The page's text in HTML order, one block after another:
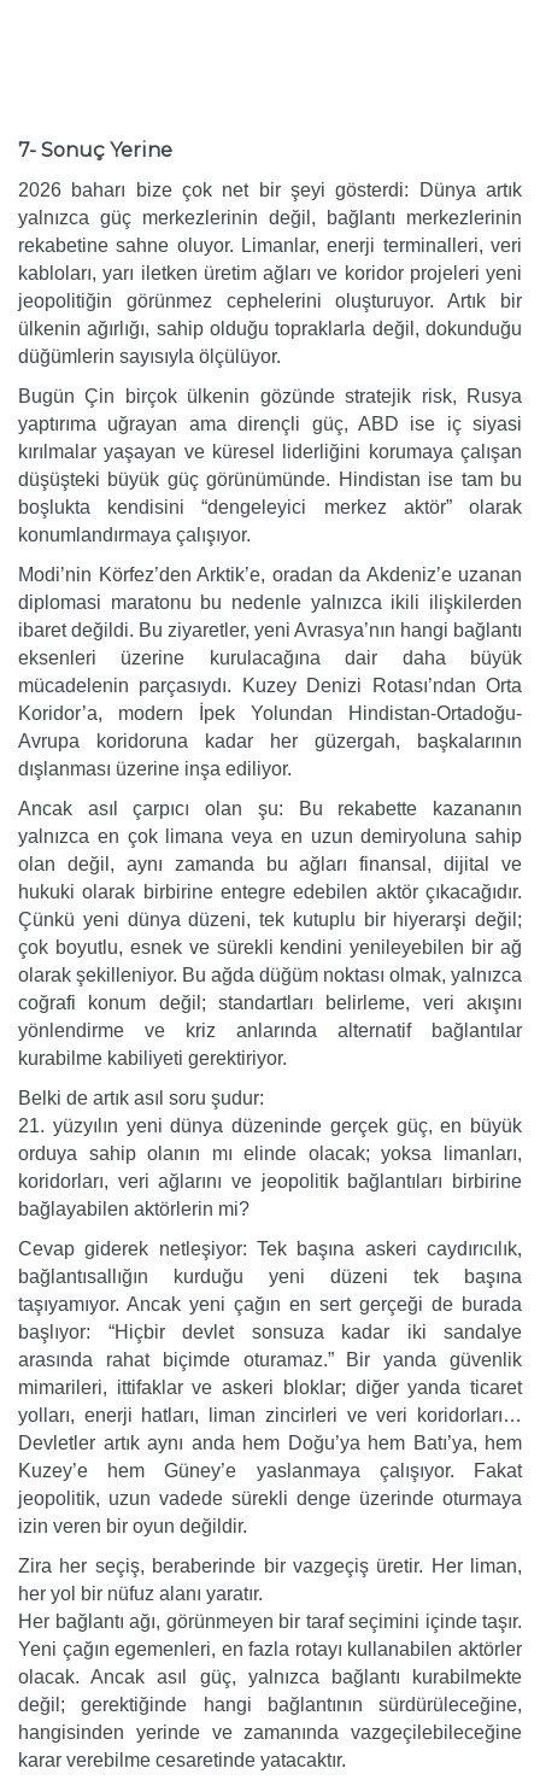
7- Sonuç Yerine
2026 baharı bize çok net bir şeyi gösterdi: Dünya artık
yalnızca güç merkezlerinin değil, bağlantı merkezlerinin
rekabetine sahne oluyor. Limanlar, enerji terminalleri, veri
kabloları, yarı iletken üretim ağları ve koridor projeleri yeni
jeopolitiğin görünmez cephelerini oluşturuyor. Artık bir
ülkenin ağırlığı, sahip olduğu topraklarla değil, dokunduğu
düğümlerin sayısıyla ölçülüyor.
Bugün Çin birçok ülkenin gözünde stratejik risk, Rusya
yaptırıma uğrayan ama dirençli güç, ABD ise iç siyasi
kırılmalar yaşayan ve küresel liderliğini korumaya çalışan
düşüşteki büyük güç görünümünde. Hindistan ise tam bu
boşlukta kendisini “dengeleyici merkez aktör” olarak
konumlandırmaya çalışıyor.
Modi’nin Körfez’den Arktik’e, oradan da Akdeniz’e uzanan
diplomasi maratonu bu nedenle yalnızca ikili ilişkilerden
ibaret değildi. Bu ziyaretler, yeni Avrasya’nın hangi bağlantı
eksenleri üzerine kurulacağına dair daha büyük
mücadelenin parçasıydı. Kuzey Denizi Rotası’ndan Orta
Koridor’a, modern İpek Yolundan Hindistan-Ortadoğu-
Avrupa koridoruna kadar her güzergah, başkalarının
dışlanması üzerine inşa ediliyor.
Ancak asıl çarpıcı olan şu: Bu rekabette kazananın
yalnızca en çok limana veya en uzun demiryoluna sahip
olan değil, aynı zamanda bu ağları finansal, dijital ve
hukuki olarak birbirine entegre edebilen aktör çıkacağıdır.
Çünkü yeni dünya düzeni, tek kutuplu bir hiyerarşi değil;
çok boyutlu, esnek ve sürekli kendini yenileyebilen bir ağ
olarak şekilleniyor. Bu ağda düğüm noktası olmak, yalnızca
coğrafi konum değil; standartları belirleme, veri akışını
yönlendirme ve kriz anlarında alternatif bağlantılar
kurabilme kabiliyeti gerektiriyor.
Belki de artık asıl soru şudur:
21. yüzyılın yeni dünya düzeninde gerçek güç, en büyük
orduya sahip olanın mı elinde olacak; yoksa limanları,
koridorları, veri ağlarını ve jeopolitik bağlantıları birbirine
bağlayabilen aktörlerin mi?
Cevap giderek netleşiyor: Tek başına askeri caydırıcılık,
bağlantısallığın kurduğu yeni düzeni tek başına
taşıyamıyor. Ancak yeni çağın en sert gerçeği de burada
başlıyor: “Hiçbir devlet sonsuza kadar iki sandalye
arasında rahat biçimde oturamaz.” Bir yanda güvenlik
mimarileri, ittifaklar ve askeri bloklar; diğer yanda ticaret
yolları, enerji hatları, liman zincirleri ve veri koridorları…
Devletler artık aynı anda hem Doğu’ya hem Batı’ya, hem
Kuzey’e hem Güney’e yaslanmaya çalışıyor. Fakat
jeopolitik, uzun vadede sürekli denge üzerinde oturmaya
izin veren bir oyun değildir.
Zira her seçiş, beraberinde bir vazgeçiş üretir. Her liman,
her yol bir nüfuz alanı yaratır.
Her bağlantı ağı, görünmeyen bir taraf seçimini içinde taşır.
Yeni çağın egemenleri, en fazla rotayı kullanabilen aktörler
olacak. Ancak asıl güç, yalnızca bağlantı kurabilmekte
değil; gerektiğinde hangi bağlantının sürdürüleceğine,
hangisinden yerinde ve zamanında vazgeçilebileceğine
karar verebilme cesaretinde yatacaktır.